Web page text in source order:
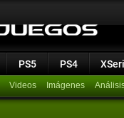
PS5 PS4
Videos Imágenes